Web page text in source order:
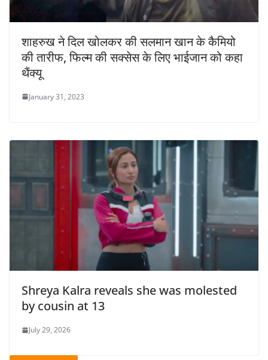
शाहरुख ने दिल खोलकर की सलमान खान के कैमियो
की तारीफ, फिल्म की सक्सेस के लिए भाईजान को कहा
थैंक्यू
January 31, 2023
Shreya Kalra reveals she was molested
by cousin at 13
July 29, 2026